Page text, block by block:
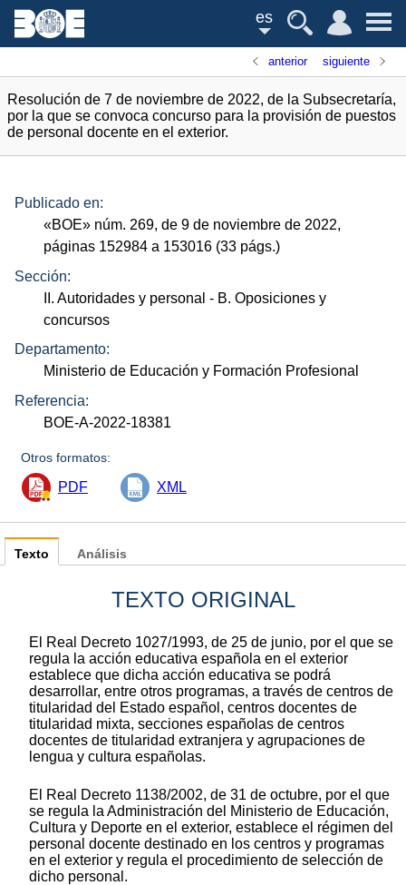
es
anterior siguiente
Resolución de 7 de noviembre de 2022, de la Subsecretaría,
por la que se convoca concurso para la provisión de puestos
de personal docente en el exterior.
Publicado en:
«BOE» núm. 269, de 9 de noviembre de 2022,
páginas 152984 a 153016 (33 págs.)
Sección:
II. Autoridades y personal - B. Oposiciones y
concursos
Departamento:
Ministerio de Educación y Formación Profesional
Referencia:
BOE-A-2022-18381
Otros formatos:
PDF XML
Texto
TEXTO ORIGINAL
El Real Decreto 1027/1993, de 25 de junio, por el que se
regula la acción educativa española en el exterior
establece que dicha acción educativa se podrá
desarrollar, entre otros programas, a través de centros de
titularidad del Estado español, centros docentes de
titularidad mixta, secciones españolas de centros
docentes de titularidad extranjera y agrupaciones de
lengua y cultura españolas.
El Real Decreto 1138/2002, de 31 de octubre, por el que
se regula la Administración del Ministerio de Educación,
Cultura y Deporte en el exterior, establece el régimen del
personal docente destinado en los centros y programas
en el exterior y regula el procedimiento de selección de
dicho personal.
Análisis